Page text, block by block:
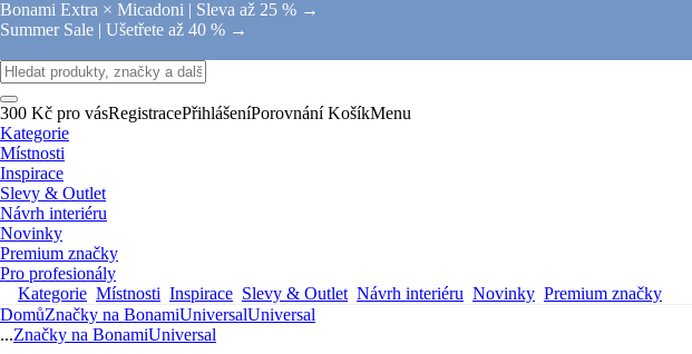
Bonami Extra × Micadoni | Sleva až 25 % →
Summer Sale | Ušetřete až 40 % →
300 Kč pro vásRegistracePřihlášeníPorovnání KošíkMenu
Kategorie
Místnosti
Inspirace
Slevy & Outlet
Návrh interiéru
Novinky
Premium značky
Pro profesionály
Kategorie Místnosti Inspirace Slevy & Outlet Návrh interiéru Novinky Premium značky
DomůZnačky na BonamiUniversalUniversal
...Značky na BonamiUniversal